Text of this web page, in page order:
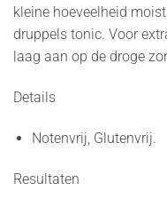
kleine hoeveelheid
druppels tonic. Voor
laag aan op de droge
Details
Notenvrij, Glutenvrij.
Resultaten